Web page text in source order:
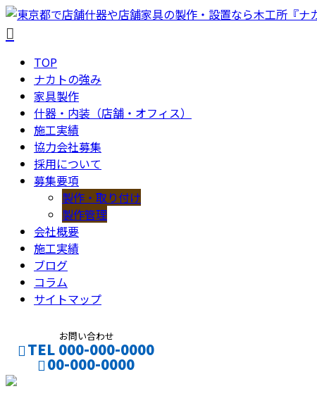
TOP
ナカトの強み
家具製作
什器・内装（店舗・オフィス）
施工実績
協力会社募集
採用について
募集要項
製作・取り付け
製作管理
会社概要
施工実績
ブログ
コラム
サイトマップ
お問い合わせ
TEL 000-000-0000
00-000-0000